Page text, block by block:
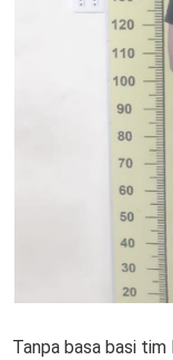
Tanpa basa basi tim